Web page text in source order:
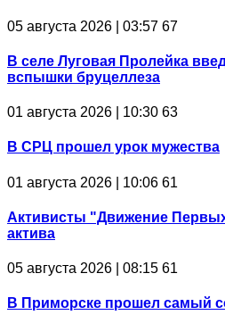
05 августа 2026 | 03:57 67
В селе Луговая Пролейка
вспышки бруцеллеза
01 августа 2026 | 10:30 63
В СРЦ прошел урок мужества
01 августа 2026 | 10:06 61
Активисты "Движение
актива
05 августа 2026 | 08:15 61
В Приморске прошел самый